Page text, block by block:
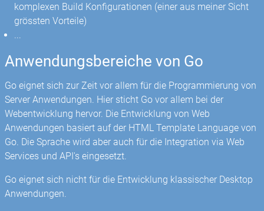
komplexen Build Konfigurationen (einer aus meiner Sicht
grössten Vorteile)
...
Anwendungsbereiche von Go
Go eignet sich zur Zeit vor allem für die Programmierung von
Server Anwendungen. Hier sticht Go vor allem bei der
Webentwicklung hervor. Die Entwicklung von Web
Anwendungen basiert auf der HTML Template Language von
Go. Die Sprache wird aber auch für die Integration via Web
Services und API's eingesetzt.
Go eignet sich nicht für die Entwicklung klassischer Desktop
Anwendungen.